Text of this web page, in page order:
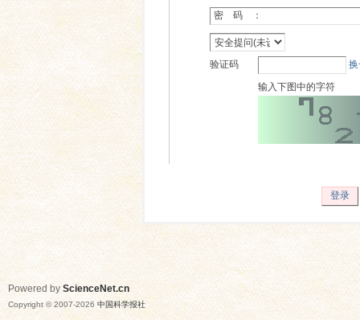
密 码 ：
验证码
输入下图中的字符
登录
Powered by ScienceNet.cn
Copyright © 2007-2026 中国科学报社